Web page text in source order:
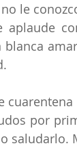
le
aplaude
blanca
por
saludarlo.